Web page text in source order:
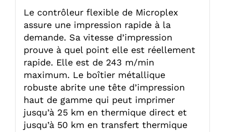
Le contrôleur flexible de Microplex
assure une impression rapide à la
demande. Sa vitesse d’impression
prouve à quel point elle est réellement
rapide. Elle est de 243 m/min
maximum. Le boîtier métallique
robuste abrite une tête d’impression
haut de gamme qui peut imprimer
jusqu’à 25 km en thermique direct et
jusqu’à 50 km en transfert thermique